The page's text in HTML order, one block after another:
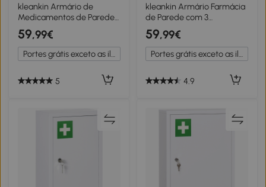
kleankin Armário de
Medicamentos de Parede
5 Níveis com Prateleiras de
Vidro Ajustáveis Fechadura
Chaves 30x20x70 cm
Branco
59,99€
Portes grátis exceto as ilhas
5
kleankin Armário Farmácia
de Parede com 3
Prateleiras de
Armazenamento e
Fechadura com 2 Chaves
40x18x60cm Branco
59,99€
Portes grátis exceto as ilhas
4.9